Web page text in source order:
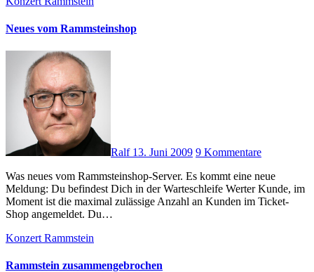
Neues vom Rammsteinshop
Ralf 13. Juni 2009 9 Kommentare
Was neues vom Rammsteinshop-Server. Es kommt eine neue
Meldung: Du befindest Dich in der Warteschleife Werter Kunde, im
Moment ist die maximal zulässige Anzahl an Kunden im Ticket-
Shop angemeldet. Du…
Konzert Rammstein
Rammstein zusammengebrochen